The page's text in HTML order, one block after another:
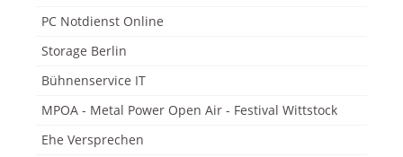
PC Notdienst Online
Storage Berlin
Bühnenservice IT
MPOA - Metal Power Open Air - Festival Wittstock
Ehe Versprechen